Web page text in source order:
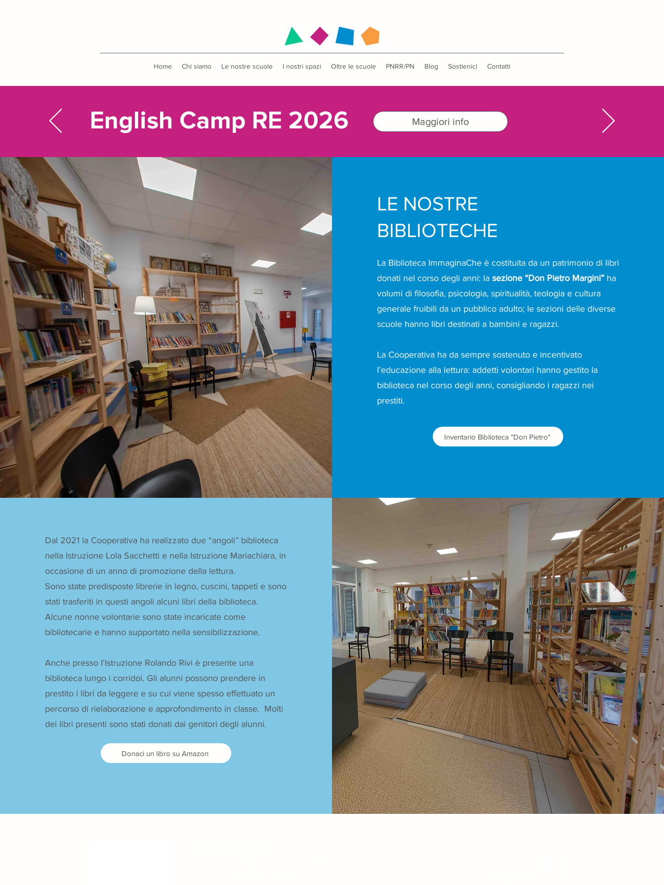
Home Chi siamo Le nostre scuole I nostri spazi Oltre le scuole PNRR/PN Blog Sostienici Contatti
English Camp RE 2026 Maggiori info
LE NOSTRE
BIBLIOTECHE
La Biblioteca ImmaginaChe è costituita da un patrimonio di libri
donati nel corso degli anni: la sezione “Don Pietro Margini” ha
volumi di filosofia, psicologia, spiritualità, teologia e cultura
generale fruibili da un pubblico adulto; le sezioni delle diverse
scuole hanno libri destinati a bambini e ragazzi.
La Cooperativa ha da sempre sostenuto e incentivato
l’educazione alla lettura: addetti volontari hanno gestito la
biblioteca nel corso degli anni, consigliando i ragazzi nei
prestiti.
Inventario Biblioteca "Don Pietro"
Dal 2021 la Cooperativa ha realizzato due “angoli” biblioteca
nella Istruzione Lola Sacchetti e nella Istruzione Mariachiara, in
occasione di un anno di promozione della lettura.
Sono state predisposte librerie in legno, cuscini, tappeti e sono
stati trasferiti in questi angoli alcuni libri della biblioteca.
Alcune nonne volontarie sono state incaricate come
bibliotecarie e hanno supportato nella sensibilizzazione.
Anche presso l'Istruzione Rolando Rivi è presente una
biblioteca lungo i corridoi. Gli alunni possono prendere in
prestito i libri da leggere e su cui viene spesso effettuato un
percorso di rielaborazione e approfondimento in classe. Molti
dei libri presenti sono stati donati dai genitori degli alunni.
Donaci un libro su Amazon